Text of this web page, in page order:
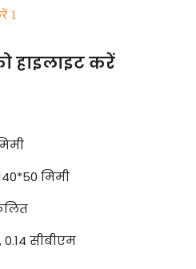
हाइलाइट करें
मिमी
सीबीएम